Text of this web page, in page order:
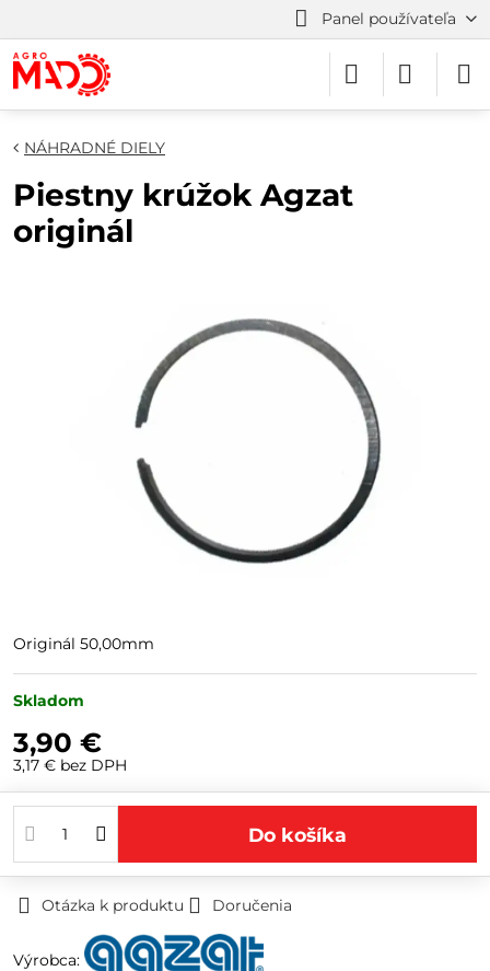
Panel používateľa
NÁHRADNÉ DIELY
Piestny krúžok Agzat
originál
Originál 50,00mm
Skladom
3,90 €
3,17 € bez DPH
Do košíka
Otázka k produktu Doručenia
Výrobca: